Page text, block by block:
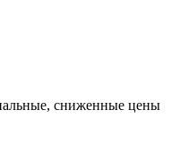
сниженные цены